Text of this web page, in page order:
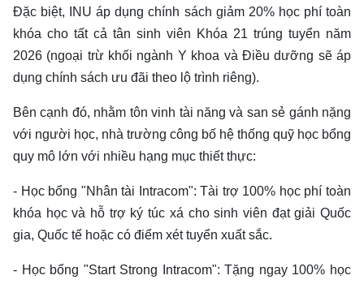
Đặc biệt, INU áp dụng chính sách giảm 20% học phí toàn
khóa cho tất cả tân sinh viên Khóa 21 trúng tuyển năm
2026 (ngoại trừ khối ngành Y khoa và Điều dưỡng sẽ áp
dụng chính sách ưu đãi theo lộ trình riêng).
Bên cạnh đó, nhằm tôn vinh tài năng và san sẻ gánh nặng
với người học, nhà trường công bố hệ thống quỹ học bổng
quy mô lớn với nhiều hạng mục thiết thực:
- Học bổng "Nhân tài Intracom": Tài trợ 100% học phí toàn
khóa học và hỗ trợ ký túc xá cho sinh viên đạt giải Quốc
gia, Quốc tế hoặc có điểm xét tuyển xuất sắc.
- Học bổng "Start Strong Intracom": Tặng ngay 100% học